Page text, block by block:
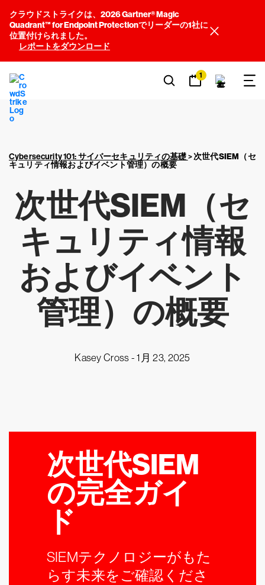
クラウドストライクは、2026 Gartner® Magic
Quadrant™ for Endpoint Protectionでリーダーの1社に
位置付けられました。
レポートをダウンロード
1
Cybersecurity 101: サイバーセキュリティの基礎>次世代SIEM （セ
キュリティ情報およびイベント管理）の概要
次世代SIEM （セ
キュリティ情報
およびイベント
管理）の概要
Kasey Cross -1月 23, 2025
次世代SIEM
の完全ガイ
ド
SIEMテクノロジーがもた
らす未来をご確認くださ